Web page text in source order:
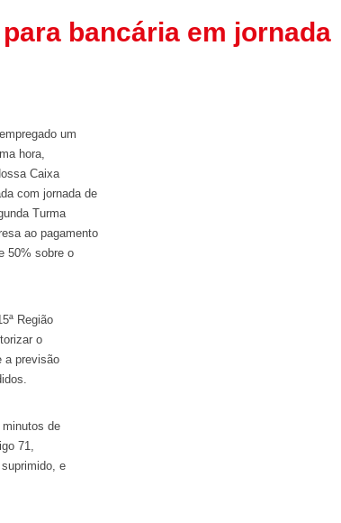
bancária em jornada
um
hora,
Caixa
com jornada de
Turma
ao pagamento
50% sobre o
Região
o
a previsão
de
71,
e